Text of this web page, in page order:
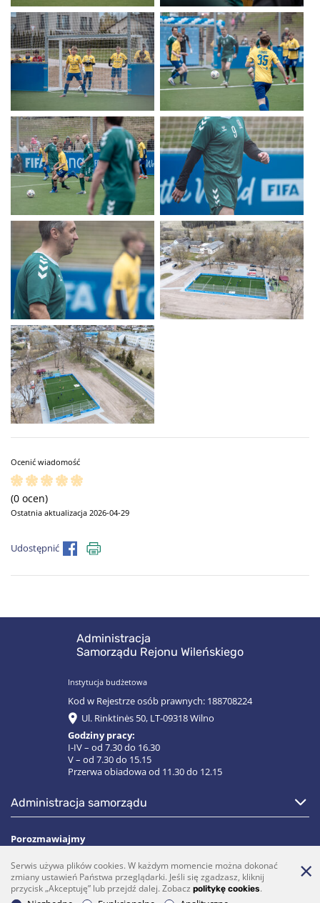
Ocenić wiadomość
(0 ocen)
Ostatnia aktualizacja 2026-04-29
Udostępnić
Administracja
Samorządu Rejonu Wileńskiego
Instytucja budżetowa
Kod w Rejestrze osób prawnych: 188708224
Ul. Rinktinės 50, LT-09318 Wilno
Godziny pracy:
I-IV – od 7.30 do 16.30
V – od 7.30 do 15.15
Przerwa obiadowa od 11.30 do 12.15
administracja samorządu
Porozmawiajmy
(0 5)  275 1990 vrsa@vrsa.lt
Facebook Youtube
Serwis używa plików cookies. W każdym momencie można dokonać
zmiany ustawień Państwa przeglądarki. Jeśli się zgadzasz, kliknij
przycisk „Akceptuję” lub przejdź dalej. Zobacz politykę cookies.